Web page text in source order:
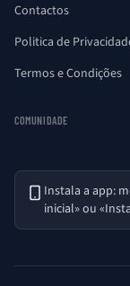
Contactos
Politica de
Termos e Condições
COMUNIDADE
Instala a app:
inicial» ou